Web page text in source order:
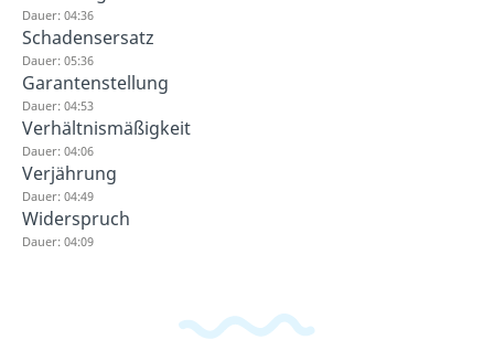
Dauer: 04:36
Schadensersatz
Dauer: 05:36
Garantenstellung
Dauer: 04:53
Verhältnismäßigkeit
Dauer: 04:06
Verjährung
Dauer: 04:49
Widerspruch
Dauer: 04:09